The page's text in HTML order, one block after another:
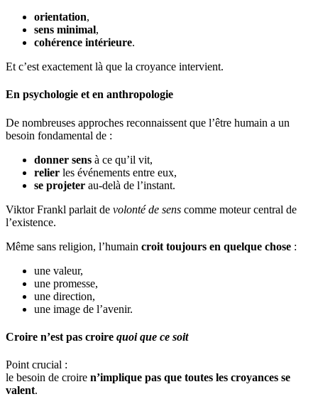
orientation,
sens minimal,
cohérence intérieure.
Et c’est exactement là que la croyance intervient.
En psychologie et en anthropologie
De nombreuses approches reconnaissent que l’être humain a un
besoin fondamental de :
donner sens à ce qu’il vit,
relier les événements entre eux,
se projeter au-delà de l’instant.
Viktor Frankl parlait de volonté de sens comme moteur central de
l’existence.
Même sans religion, l’humain croit toujours en quelque chose :
une valeur,
une promesse,
une direction,
une image de l’avenir.
Croire n’est pas croire quoi que ce soit
Point crucial :
le besoin de croire n’implique pas que toutes les croyances se
valent.